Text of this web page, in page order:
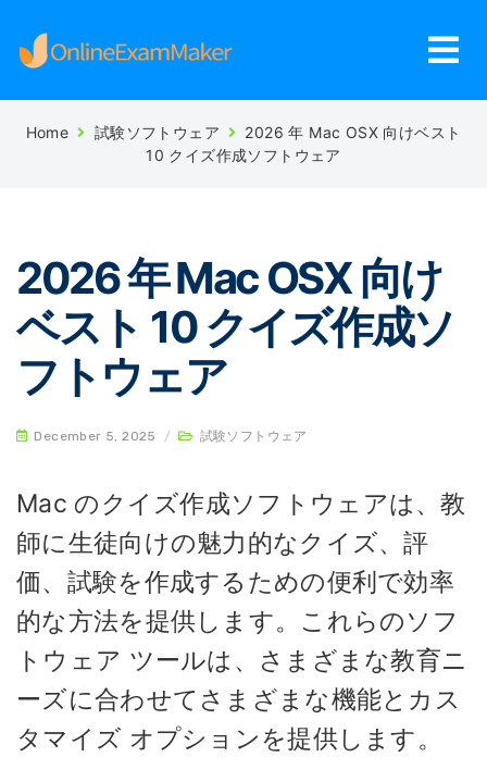
Home 試験ソフトウェア
2026 年 Mac OSX 向けベスト
10 クイズ作成ソフトウェア
2026 年 Mac OSX 向け
ベスト 10 クイズ作成ソ
フトウェア
December 5, 2025 / 試験ソフトウェア
Mac のクイズ作成ソフトウェアは、教
師に生徒向けの魅力的なクイズ、評
価、試験を作成するための便利で効率
的な方法を提供します。これらのソフ
トウェア ツールは、さまざまな教育ニ
ーズに合わせてさまざまな機能とカス
タマイズ オプションを提供します。